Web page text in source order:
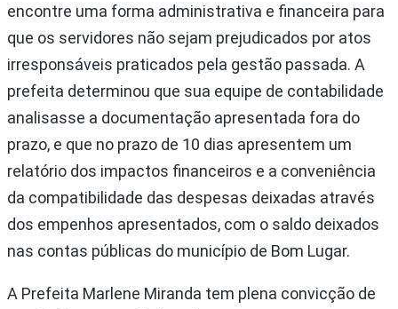
encontre uma forma administrativa e financeira para
que os servidores não sejam prejudicados por atos
irresponsáveis praticados pela gestão passada. A
prefeita determinou que sua equipe de contabilidade
analisasse a documentação apresentada fora do
prazo, e que no prazo de 10 dias apresentem um
relatório dos impactos financeiros e a conveniência
da compatibilidade das despesas deixadas através
dos empenhos apresentados, com o saldo deixados
nas contas públicas do município de Bom Lugar.
A Prefeita Marlene Miranda tem plena convicção de